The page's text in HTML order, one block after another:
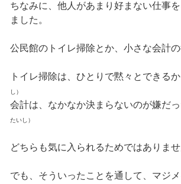
ちなみに、他人があまり好まない仕事
ました。
公民館のトイレ掃除とか、小さな会計の
トイレ掃除は、ひとりで黙々とできるか
し）
会計は、なかなか決まらないのが嫌だっ
たいし）
どちらも気に入られるためではありませ
でも、そういったことを通して、マジ